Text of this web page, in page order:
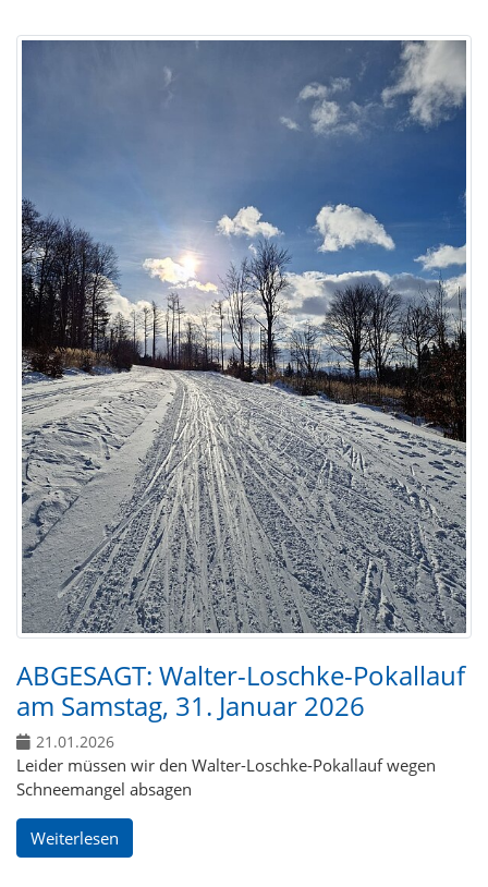
ABGESAGT: Walter-Loschke-Pokallauf
am Samstag, 31. Januar 2026
21.01.2026
Leider müssen wir den Walter-Loschke-Pokallauf wegen
Schneemangel absagen
Weiterlesen